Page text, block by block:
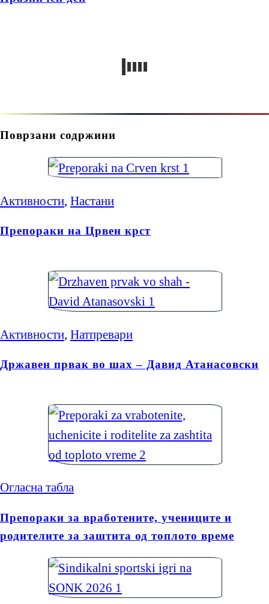
Поврзани содржини
Активности, Настани
Препораки на Црвен крст
Активности, Натпревари
Државен првак во шах – Давид Атанасовски
Огласна табла
Препораки за вработените, учениците и
родителите за заштита од топлото време